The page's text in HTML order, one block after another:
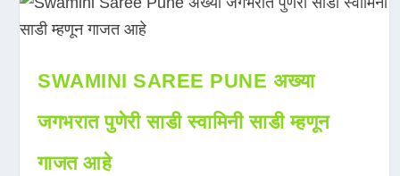
SWAMINI SAREE PUNE अख्या
जगभरात पुणेरी साडी स्वामिनी साडी म्हणून
गाजत आहे